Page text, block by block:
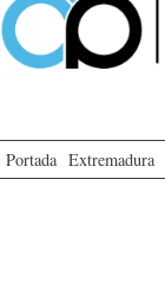
Portada Extremadura